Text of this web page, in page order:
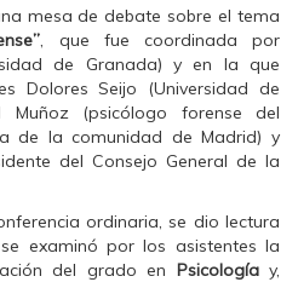
mesa de debate sobre el tema
, que fue coordinada por
de Granada) y en la que
Dolores Seijo (Universidad de
Muñoz (psicólogo forense del
de la comunidad de Madrid) y
del Consejo General de la
ordinaria, se dio lectura
examinó por los asistentes la
del grado en Psicologíay,